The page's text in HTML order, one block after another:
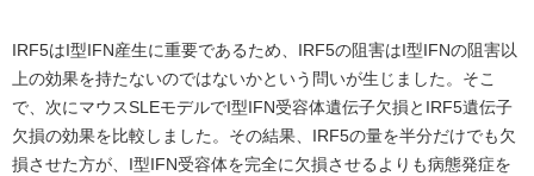
IRF5はI型IFN産生に重要であるため、IRF5の阻害はI型IFNの阻害以
上の効果を持たないのではないかという問いが生じました。そこ
で、次にマウスSLEモデルでI型IFN受容体遺伝子欠損とIRF5遺伝子
欠損の効果を比較しました。その結果、IRF5の量を半分だけでも欠
損させた方が、I型IFN受容体を完全に欠損させるよりも病態発症を